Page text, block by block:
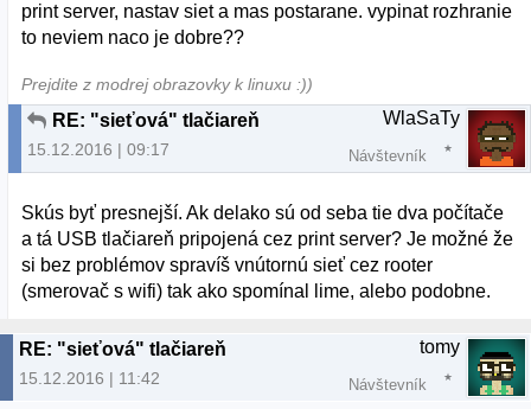
print server, nastav siet a mas postarane. vypinat rozhranie
to neviem naco je dobre??
Prejdite z modrej obrazovky k linuxu :))
RE: "sieťová" tlačiareň
15.12.2016 | 09:17
WlaSaTy
Návštevník
Skús byť presnejší. Ak delako sú od seba tie dva počítače
a tá USB tlačiareň pripojená cez print server? Je možné že
si bez problémov spravíš vnútornú sieť cez rooter
(smerovač s wifi) tak ako spomínal lime, alebo podobne.
RE: "sieťová" tlačiareň
15.12.2016 | 11:42
tomy
Návštevník